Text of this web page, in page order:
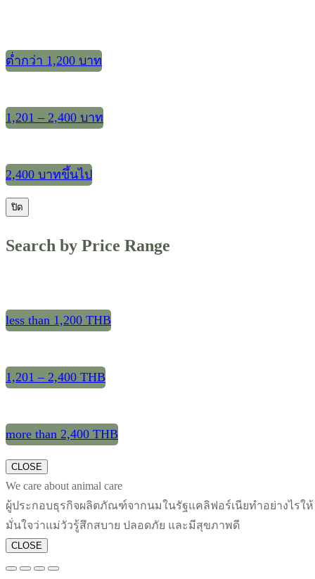
ต่ำกว่า 1,200 บาท
1,201 – 2,400 บาท
2,400 บาทขึ้นไป
ปิด
Search by Price Range
less than 1,200 THB
1,201 – 2,400 THB
more than 2,400 THB
CLOSE
We care about animal care
ผู้ประกอบธุรกิจผลิตภัณฑ์จากนมในรัฐแคลิฟอร์เนียทำอย่างไรให้
มั่นใจว่าแม่วัวรู้สึกสบาย ปลอดภัย และมีสุขภาพดี
CLOSE